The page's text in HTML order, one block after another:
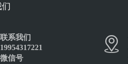
宇钢板
联系我们
19954317221
微信号